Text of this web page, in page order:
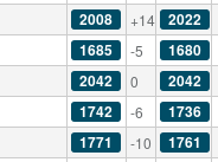
2008 +14 2022
1685 -5 1680
2042 0 2042
1742 -6 1736
1771 -10 1761